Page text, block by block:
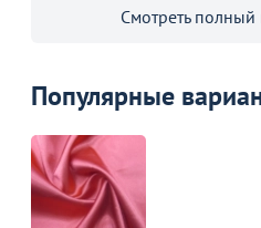
Смотреть полный
Популярные